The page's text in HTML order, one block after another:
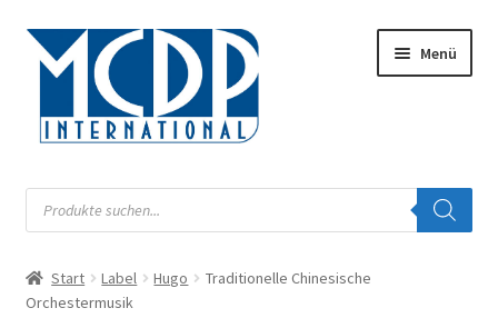
Zur
Navigation
Zum
Inhalt
Menü
Digital
Audiobook
Products
search
Start Label Hugo
Traditionelle Chinesische
Orchestermusik